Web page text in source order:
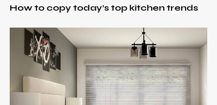
How to copy today’s top kitchen trends